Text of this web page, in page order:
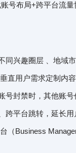
号布局+跨平台流量
兴趣圈层 、地域市
直用户需求定制内容
封禁时，其他账号
平台跳转，延长用
（Business